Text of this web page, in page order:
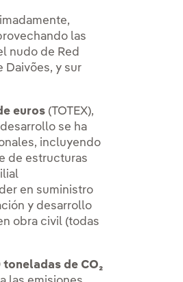
las
nudo de Red
Daivões, y sur
euros (TOTEX),
se ha
incluyendo
de estructuras
en suministro
y desarrollo
obra civil (todas
de CO₂